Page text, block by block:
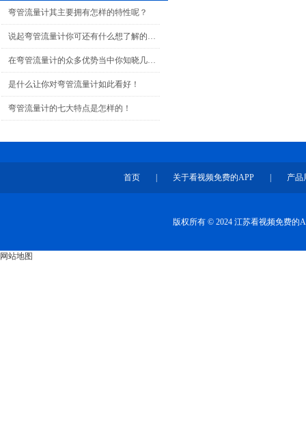
弯管流量计其主要拥有怎样的特性呢？
说起弯管流量计你可还有什么想了解的呢？
在弯管流量计的众多优势当中你知晓几个呢？
是什么让你对弯管流量计如此看好！
弯管流量计的七大特点是怎样的！
首页 关于看视频免费的APP 产品
版权所有 © 2024 江苏看视频免费的
网站地图